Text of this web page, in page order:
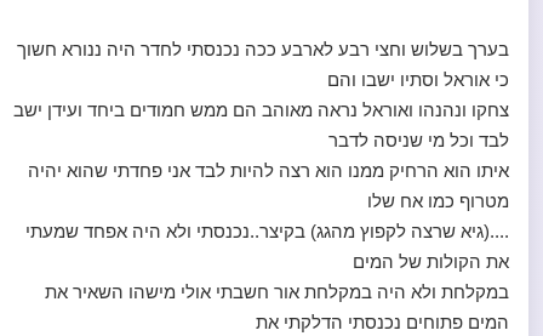
בערך בשלוש וחצי רבע לארבע ככה נכנסתי לחדר היה ננורא חשוך
כי אוראל וסתיו ישבו והם
צחקו ונהנהו ואוראל נראה מאוהב הם ממש חמודים ביחד ועידן ישב
לבד וכל מי שניסה לדבר
איתו הוא הרחיק ממנו הוא רצה להיות לבד אני פחדתי שהוא יהיה
מטרוף כמו אח שלו
....(גיא שרצה לקפוץ מהגג) בקיצר..נכנסתי ולא היה אפחד שמעתי
את הקולות של המים
במקלחת ולא היה במקלחת אור חשבתי אולי מישהו השאיר את
המים פתוחים נכנסתי הדלקתי את